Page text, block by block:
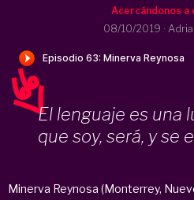
Acercándonos
08/10/2019 ·
El lenguaje es una
que soy, será, y se
Minerva Reynosa (Monterrey,